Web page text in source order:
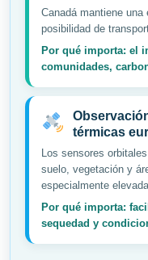
Canadá mantiene
posibilidad de
Por qué importa: el
comunidades,
térmicas
Los sensores
suelo, vegetación y
especialmente
Por qué importa:
sequedad y